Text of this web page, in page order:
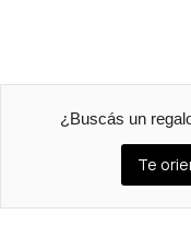
¿Buscás un
Te